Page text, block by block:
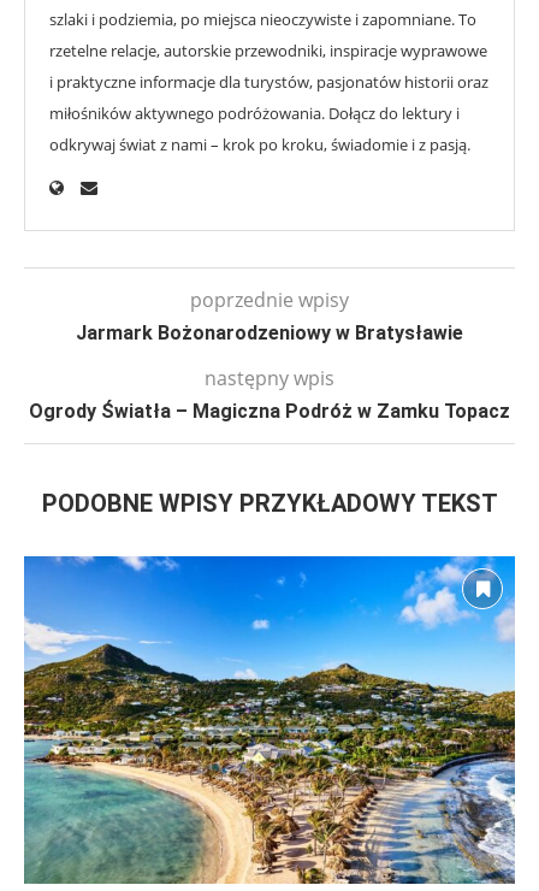
szlaki i podziemia, po miejsca nieoczywiste i zapomniane. To
rzetelne relacje, autorskie przewodniki, inspiracje wyprawowe
i praktyczne informacje dla turystów, pasjonatów historii oraz
miłośników aktywnego podróżowania. Dołącz do lektury i
odkrywaj świat z nami – krok po kroku, świadomie i z pasją.
poprzednie wpisy
Jarmark Bożonarodzeniowy w Bratysławie
następny wpis
Ogrody Światła – Magiczna Podróż w Zamku Topacz
PODOBNE WPISY PRZYKŁADOWY TEKST